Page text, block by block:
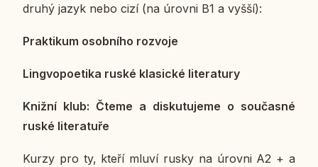
druhý jazyk nebo cizí (na úrovni B1 a vyšší):
Prak­ti­kum osob­ní­ho roz­vo­je
Lin­g­vo­po­e­ti­ka ruské kla­sic­ké li­te­ra­tu­ry
Knižní klub: Čteme a dis­ku­tu­je­me o sou­čas­né
ruské li­te­ra­tu­ře
Kurzy pro ty, kteří mluví rusky na úrovni A2 + a